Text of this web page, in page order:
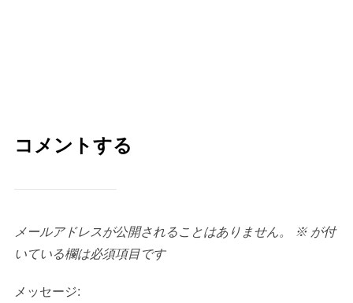
コメントする
メールアドレスが公開されることはありません。 ※が付
いている欄は必須項目です
メッセージ: